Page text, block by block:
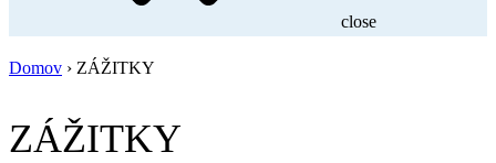
close
Domov › ZÁŽITKY
ZÁŽITKY